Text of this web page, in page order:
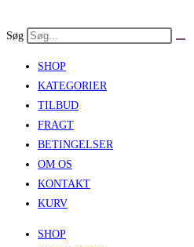
to
Søg
SHOP
KATEGORIER
TILBUD
FRAGT
BETINGELSER
OM OS
KONTAKT
KURV
SHOP